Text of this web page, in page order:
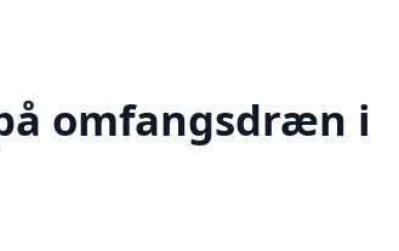
omfangsdræn i